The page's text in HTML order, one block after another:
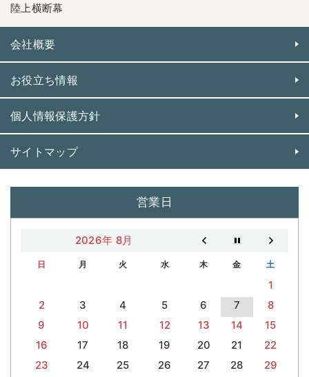
陸上横断幕
会社概要
お役立ち情報
個人情報保護方針
サイトマップ
営業日
2026年 8月
日 月 火 水 木 金 土
1
2
3 4 5 6 7
8
9
10 11 12 13 14
15
16
17 18 19 20 21
22
23
24 25 26 27 28
29